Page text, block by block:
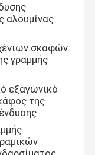
αλουμίνας
σκαφών
γραμμής
εξαγωνικό
της